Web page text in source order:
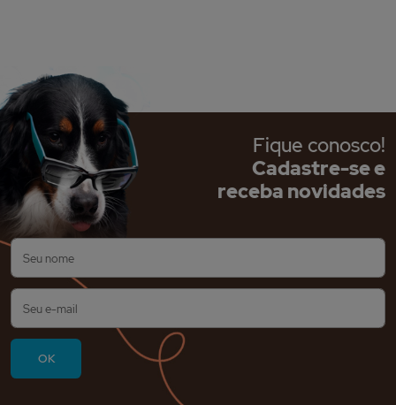
Fique conosco!
Cadastre-se e
receba novidades